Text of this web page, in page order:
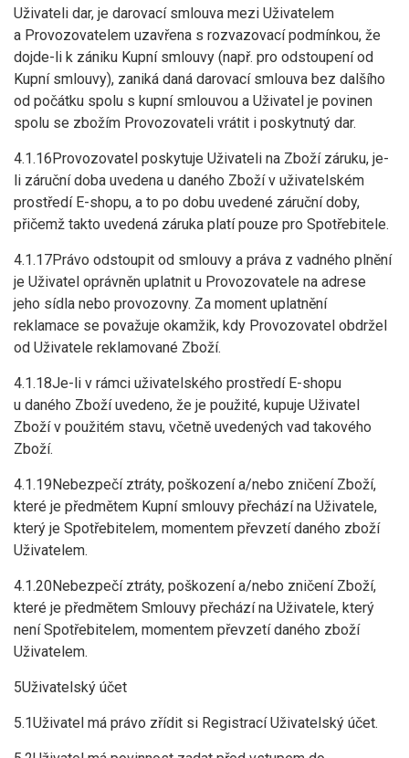
Uživateli dar, je darovací smlouva mezi Uživatelem
a Provozovatelem uzavřena s rozvazovací podmínkou, že
dojde-li k zániku Kupní smlouvy (např. pro odstoupení od
Kupní smlouvy), zaniká daná darovací smlouva bez dalšího
od počátku spolu s kupní smlouvou a Uživatel je povinen
spolu se zbožím Provozovateli vrátit i poskytnutý dar.
4.1.16Provozovatel poskytuje Uživateli na Zboží záruku, je-
li záruční doba uvedena u daného Zboží v uživatelském
prostředí E-shopu, a to po dobu uvedené záruční doby,
přičemž takto uvedená záruka platí pouze pro Spotřebitele.
4.1.17Právo odstoupit od smlouvy a práva z vadného plnění
je Uživatel oprávněn uplatnit u Provozovatele na adrese
jeho sídla nebo provozovny. Za moment uplatnění
reklamace se považuje okamžik, kdy Provozovatel obdržel
od Uživatele reklamované Zboží.
4.1.18Je-li v rámci uživatelského prostředí E-shopu
u daného Zboží uvedeno, že je použité, kupuje Uživatel
Zboží v použitém stavu, včetně uvedených vad takového
Zboží.
4.1.19Nebezpečí ztráty, poškození a/nebo zničení Zboží,
které je předmětem Kupní smlouvy přechází na Uživatele,
který je Spotřebitelem, momentem převzetí daného zboží
Uživatelem.
4.1.20Nebezpečí ztráty, poškození a/nebo zničení Zboží,
které je předmětem Smlouvy přechází na Uživatele, který
není Spotřebitelem, momentem převzetí daného zboží
Uživatelem.
5Uživatelský účet
5.1Uživatel má právo zřídit si Registrací Uživatelský účet.